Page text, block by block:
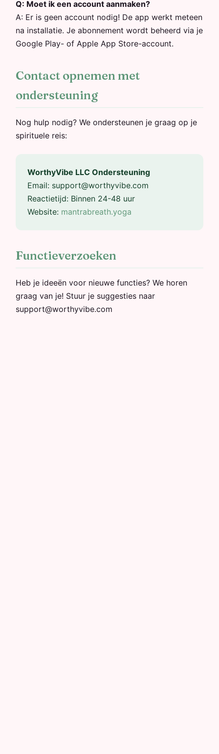
Q: Moet ik een account aanmaken?
A: Er is geen account nodig! De app werkt meteen
na installatie. Je abonnement wordt beheerd via je
Google Play- of Apple App Store-account.
Contact opnemen met
ondersteuning
Nog hulp nodig? We ondersteunen je graag op je
spirituele reis:
WorthyVibe LLC Ondersteuning
Email: support@worthyvibe.com
Reactietijd: Binnen 24-48 uur
Website: mantrabreath.yoga
Functieverzoeken
Heb je ideeën voor nieuwe functies? We horen
graag van je! Stuur je suggesties naar
support@worthyvibe.com